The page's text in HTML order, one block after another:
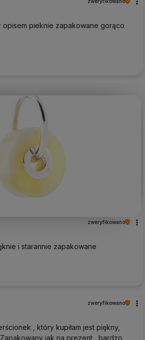
pieknie zapakowane gorąco
zweryfikowano
i starannie zapakowane
zweryfikowano
, który kupiłam jest piękny,
jak na prezent , bardzo